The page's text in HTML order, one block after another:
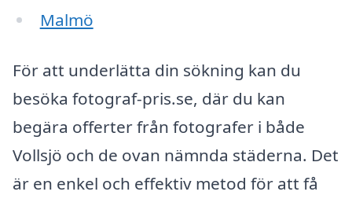
Malmö
För att underlätta din sökning kan du
besöka fotograf-pris.se, där du kan
begära offerter från fotografer i både
Vollsjö och de ovan nämnda städerna. Det
är en enkel och effektiv metod för att få